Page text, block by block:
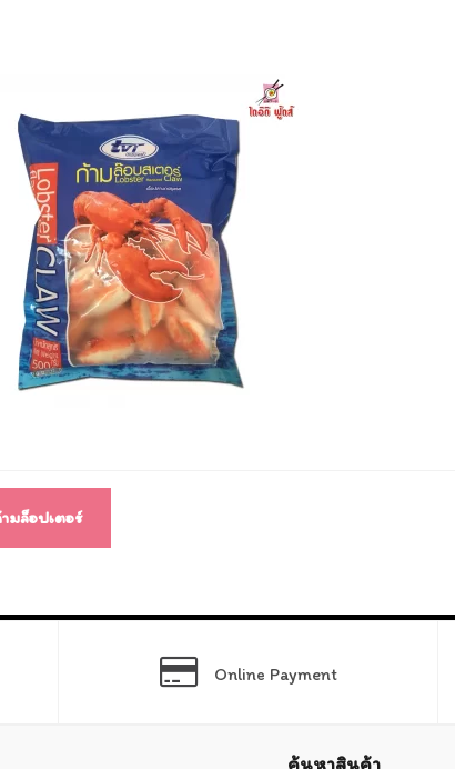
มล็อปเตอร์
Online Payment
ค้นหาสินค้า